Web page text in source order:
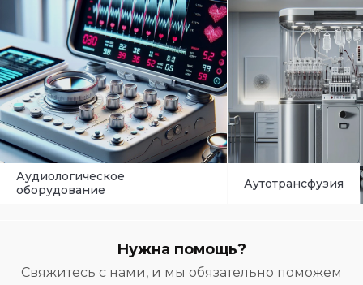
Аутотрансфузия Анализаторы
Нужна помощь?
Свяжитесь с нами, и мы обязательно поможем